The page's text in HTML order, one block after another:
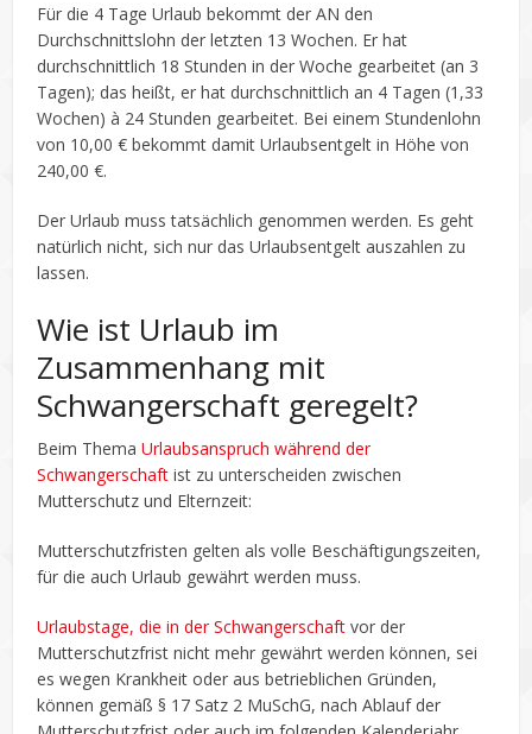
Für die 4 Tage Urlaub bekommt der AN den
Durchschnittslohn der letzten 13 Wochen. Er hat
durchschnittlich 18 Stunden in der Woche gearbeitet (an 3
Tagen); das heißt, er hat durchschnittlich an 4 Tagen (1,33
Wochen) à 24 Stunden gearbeitet. Bei einem Stundenlohn
von 10,00 € bekommt damit Urlaubsentgelt in Höhe von
240,00 €.
Der Urlaub muss tatsächlich genommen werden. Es geht
natürlich nicht, sich nur das Urlaubsentgelt auszahlen zu
lassen.
Wie ist Urlaub im
Zusammenhang mit
Schwangerschaft geregelt?
Beim ThemaUrlaubsanspruch während der
Schwangerschaft ist zu unterscheiden zwischen
Mutterschutz und Elternzeit:
Mutterschutzfristen gelten als volle Beschäftigungszeiten,
für die auch Urlaub gewährt werden muss.
Urlaubstage, die in der Schwangerschaft vor der
Mutterschutzfrist nicht mehr gewährt werden können, sei
es wegen Krankheit oder aus betrieblichen Gründen,
können gemäß § 17 Satz 2 MuSchG, nach Ablauf der